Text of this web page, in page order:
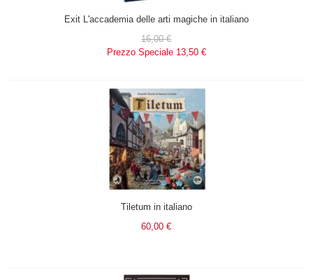
Exit L'accademia delle arti magiche in italiano
16,00 €
Prezzo Speciale 13,50 €
Tiletum in italiano
60,00 €